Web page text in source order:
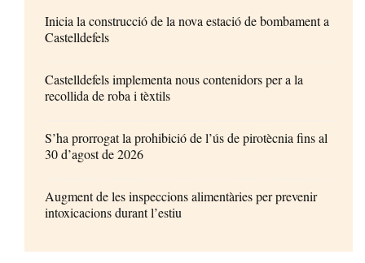
Inicia la construcció de la nova estació de bombament a
Castelldefels
Castelldefels implementa nous contenidors per a la
recollida de roba i tèxtils
S’ha prorrogat la prohibició de l’ús de pirotècnia fins al
30 d’agost de 2026
Augment de les inspeccions alimentàries per prevenir
intoxicacions durant l’estiu